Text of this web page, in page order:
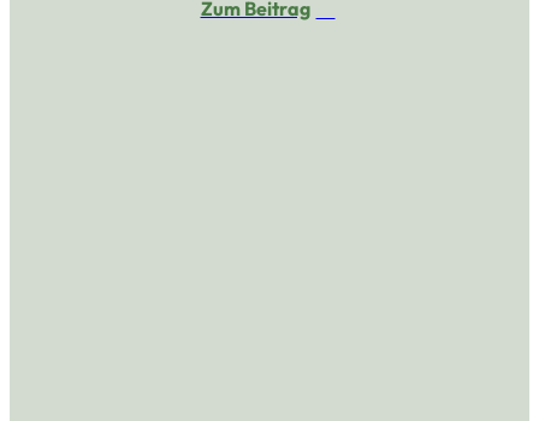
Zum Beitrag